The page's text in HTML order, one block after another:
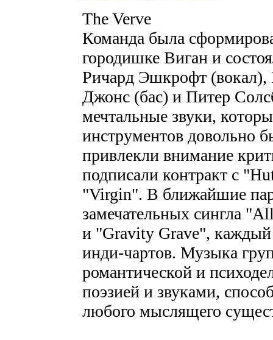
The Verve
Команда была
городишке Виган и
Ричард Эшкрофт
Джонс (бас) и Питер
мечтальные звуки,
инструментов довольно
привлекли внимание
подписали контракт с
"Virgin". В ближайшие
замечательных сингла
и "Gravity Grave",
инди-чартов. Музыка
романтической и
поэзией и звуками,
любого мыслящего